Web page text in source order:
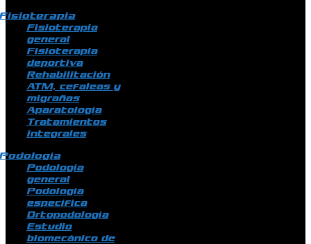
Fisioterapia
general
Fisioterapia
deportiva
Rehabilitación
ATM, cefaleas y
migrañas
Aparatología
Tratamientos
integrales
Podología
general
Podología
específica
Ortopodología
Estudio
biomecánico de